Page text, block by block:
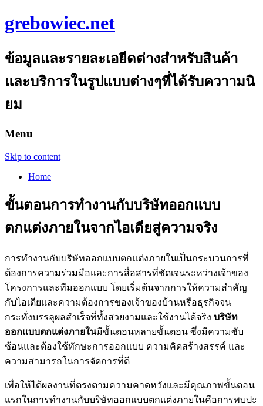
grebowiec.net
ข้อมูลและรายละเอยีดต่างสำหรับสินค้า
และบริการในรูปแบบต่างๆที่ได้รับควาามนิ
ยม
Menu
Skip to content
Home
ขั้นตอนการทำงานกับบริษัทออกแบบ
ตกแต่งภายในจากไอเดียสู่ความจริง
การทำงานกับบริษัทออกแบบตกแต่งภายในเป็นกระบวนการที่
ต้องการความร่วมมือและการสื่อสารที่ชัดเจนระหว่างเจ้าของ
โครงการและทีมออกแบบ โดยเริ่มต้นจากการให้ความสำคัญ
กับไอเดียและความต้องการของเจ้าของบ้านหรือธุรกิจจน
กระทั่งบรรลุผลสำเร็จที่ทั้งสวยงามและใช้งานได้จริง บริษัท
ออกแบบตกแต่งภายในมีขั้นตอนหลายขั้นตอน ซึ่งมีความซับ
ซ้อนและต้องใช้ทักษะการออกแบบ ความคิดสร้างสรรค์ และ
ความสามารถในการจัดการที่ดี
เพื่อให้ได้ผลงานที่ตรงตามความคาดหวังและมีคุณภาพขั้นตอน
แรกในการทำงานกับบริษัทออกแบบตกแต่งภายในคือการพบปะ